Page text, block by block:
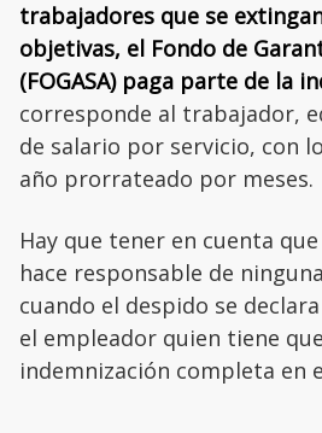
trabajadores que se
objetivas, el Fondo de
(FOGASA) paga parte de la
corresponde al trabajador,
de salario por servicio, con
año prorrateado por meses.
Hay que tener en cuenta que
hace responsable de
cuando el despido se
el empleador quien tiene
indemnización completa en